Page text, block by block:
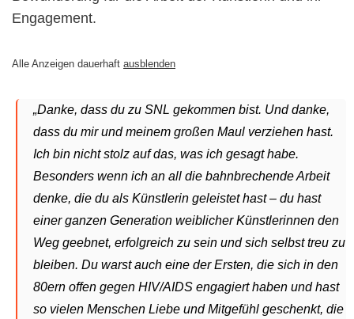
Engagement.
Alle Anzeigen dauerhaft ausblenden
„Danke, dass du zu SNL gekommen bist. Und danke,
dass du mir und meinem großen Maul verziehen hast.
Ich bin nicht stolz auf das, was ich gesagt habe.
Besonders wenn ich an all die bahnbrechende Arbeit
denke, die du als Künstlerin geleistet hast – du hast
einer ganzen Generation weiblicher Künstlerinnen den
Weg geebnet, erfolgreich zu sein und sich selbst treu zu
bleiben. Du warst auch eine der Ersten, die sich in den
80ern offen gegen HIV/AIDS engagiert haben und hast
so vielen Menschen Liebe und Mitgefühl geschenkt, die